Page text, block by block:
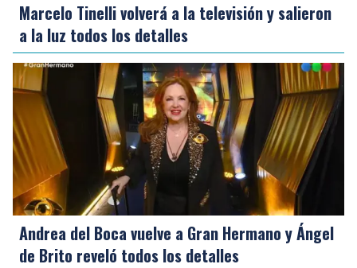
Marcelo Tinelli volverá a la televisión y salieron
a la luz todos los detalles
Andrea del Boca vuelve a Gran Hermano y Ángel
de Brito reveló todos los detalles